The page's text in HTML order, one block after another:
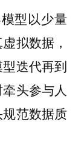
型以少量
拟数据，
迭代再到
牵头参与人
规范数据质